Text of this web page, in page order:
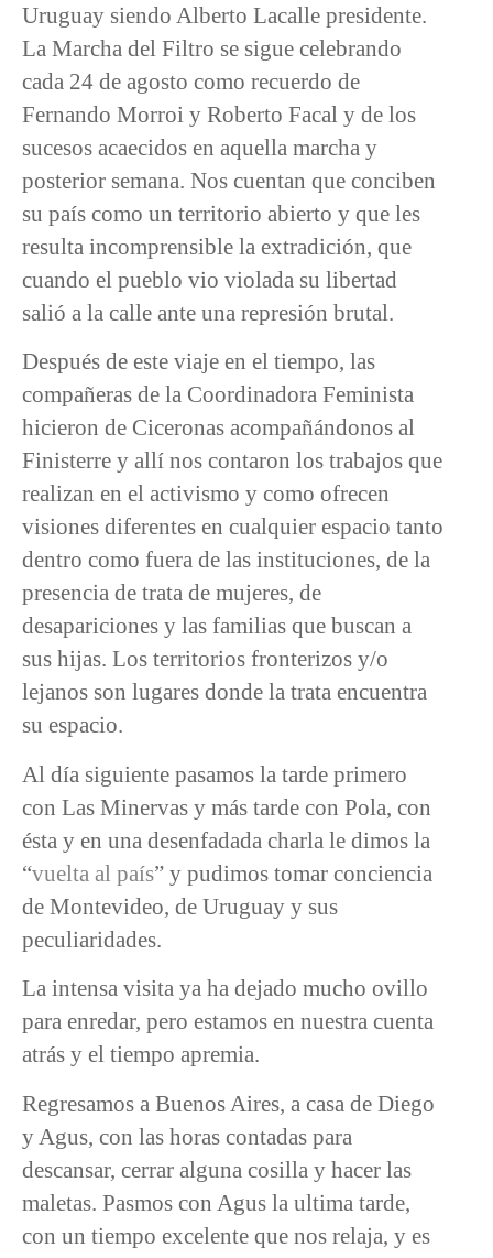
Uruguay siendo Alberto Lacalle presidente.
La Marcha del Filtro se sigue celebrando
cada 24 de agosto como recuerdo de
Fernando Morroi y Roberto Facal y de los
sucesos acaecidos en aquella marcha y
posterior semana. Nos cuentan que conciben
su país como un territorio abierto y que les
resulta incomprensible la extradición, que
cuando el pueblo vio violada su libertad
salió a la calle ante una represión brutal.
Después de este viaje en el tiempo, las
compañeras de la Coordinadora Feminista
hicieron de Ciceronas acompañándonos al
Finisterre y allí nos contaron los trabajos que
realizan en el activismo y como ofrecen
visiones diferentes en cualquier espacio tanto
dentro como fuera de las instituciones, de la
presencia de trata de mujeres, de
desapariciones y las familias que buscan a
sus hijas. Los territorios fronterizos y/o
lejanos son lugares donde la trata encuentra
su espacio.
Al día siguiente pasamos la tarde primero
con Las Minervas y más tarde con Pola, con
ésta y en una desenfadada charla le dimos la
“vuelta al país” y pudimos tomar conciencia
de Montevideo, de Uruguay y sus
peculiaridades.
La intensa visita ya ha dejado mucho ovillo
para enredar, pero estamos en nuestra cuenta
atrás y el tiempo apremia.
Regresamos a Buenos Aires, a casa de Diego
y Agus, con las horas contadas para
descansar, cerrar alguna cosilla y hacer las
maletas. Pasmos con Agus la ultima tarde,
con un tiempo excelente que nos relaja, y es